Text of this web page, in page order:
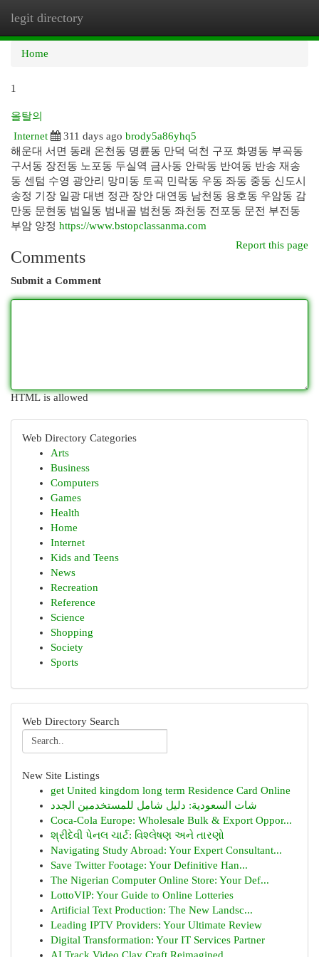
legit directory
Home
1
올탈의
Internet
311 days ago brody5a86yhq5
해운대 서면 동래 온천동 명륜동 만덕 덕천 구포 화명동 부곡동
구서동 장전동 노포동 두실역 금사동 안락동 반여동 반송 재송
동 센텀 수영 광안리 망미동 토곡 민락동 우동 좌동 중동 신도시
송정 기장 일광 대변 정관 장안 대연동 남천동 용호동 우암동 감
만동 문현동 범일동 범내골 범천동 좌천동 전포동 문전 부전동
부암 양정 https://www.bstopclassanma.com
Report this page
Comments
Submit a Comment
HTML is allowed
Web Directory Categories
Arts
Business
Computers
Games
Health
Home
Internet
Kids and Teens
News
Recreation
Reference
Science
Shopping
Society
Sports
Web Directory Search
New Site Listings
get United kingdom long term Residence Card Online
شات السعودية: دليل شامل للمستخدمين الجدد
Coca-Cola Europe: Wholesale Bulk & Export Oppor...
શ્રીદેવી પેનલ ચાર્ટ: વિશ્લેષણ અને તારણો
Navigating Study Abroad: Your Expert Consultant...
Save Twitter Footage: Your Definitive Han...
The Nigerian Computer Online Store: Your Def...
LottoVIP: Your Guide to Online Lotteries
Artificial Text Production: The New Landsc...
Leading IPTV Providers: Your Ultimate Review
Digital Transformation: Your IT Services Partner